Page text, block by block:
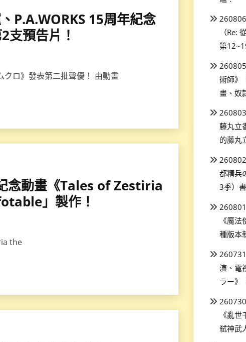
P.A.WORKS 15周年紀念
支預告片！
ロ》發表第二批聲優！ 由動畫
念動畫《Tales of Zestiria
」製作！
the
（Re:
第
術師》
畫、奴
藤丸立
的藤丸
都精兵
3季）
《魔
種版本
演、電
ラー》
《亂
弒神武